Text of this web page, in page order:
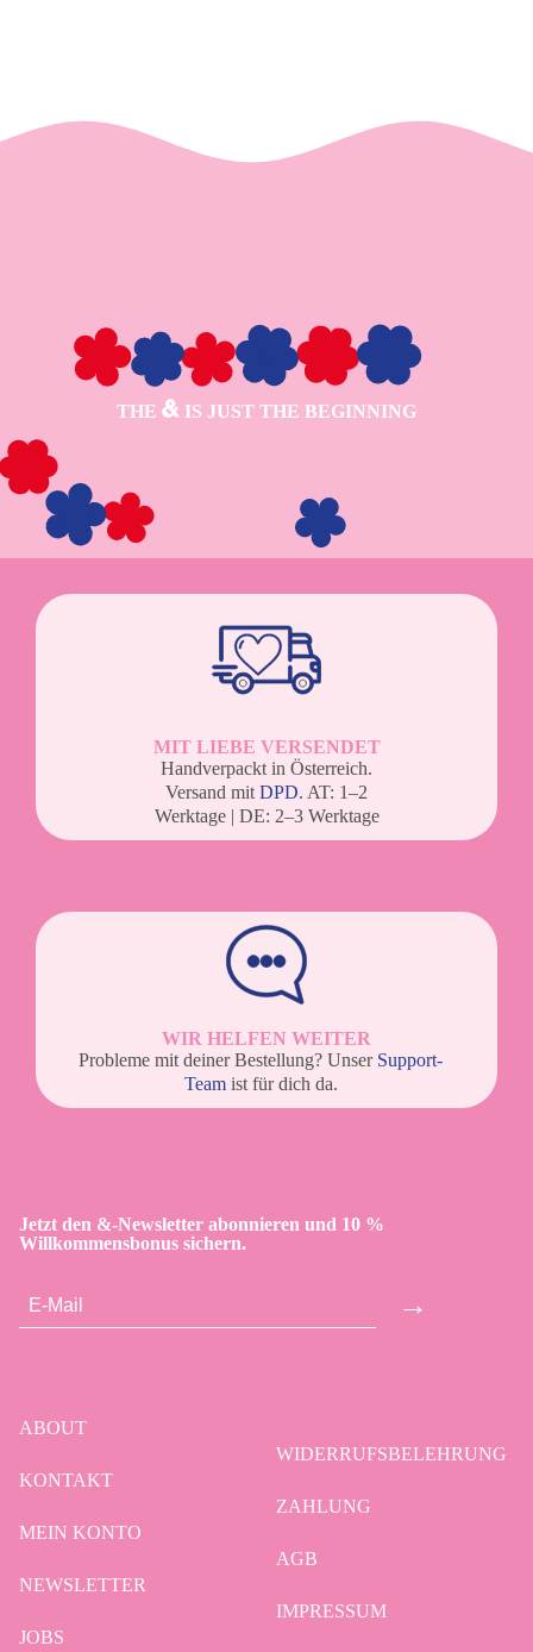
THE IS JUST THE BEGINNING
MIT LIEBE VERSENDET
Handverpackt in Österreich.
Versand mit DPD. AT: 1–2
Werktage | DE: 2–3 Werktage
WIR HELFEN WEITER
Probleme mit deiner Bestellung? Unser Support-
Teamist für dich da.
Jetzt den &-Newsletter abonnieren und 10 %
Willkommensbonus sichern.
→
ABOUT
KONTAKT
MEIN KONTO
NEWSLETTER
JOBS
WIDERRUFSBELEHRUNG
ZAHLUNG
AGB
IMPRESSUM